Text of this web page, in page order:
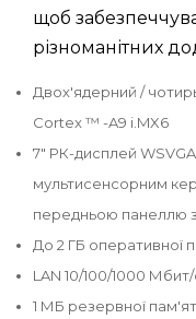
щоб
різноманітних
Двох'ядерний /
Cortex ™ -A9 i.MX6
7" РК-дисплей WSVGA
мультисенсорним
передньою панеллю
До 2 ГБ оперативної
LAN 10/100/1000
1 МБ резервної